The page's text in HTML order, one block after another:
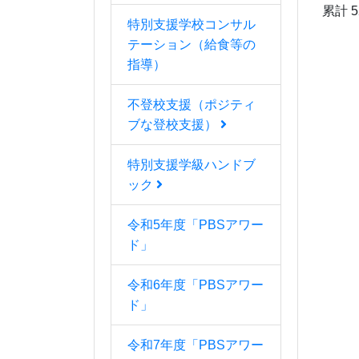
特別支援学校コンサル
テーション（給食等の
指導）
不登校支援（ポジティ
ブな登校支援）
特別支援学級ハンドブ
ック
令和5年度「PBSアワー
ド」
令和6年度「PBSアワー
ド」
令和7年度「PBSアワー
累計